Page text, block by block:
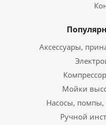
Аксессуары,
Мойки
Насосы, помпы,
Ручной